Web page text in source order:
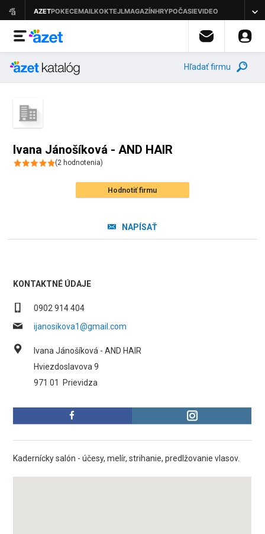
Hľadať firmu
Ivana Jánošíková - AND HAIR
(2 hodnotenia)
Hodnotiť firmu
NAPÍSAŤ
KONTAKTNÉ ÚDAJE
0902 914 404
ijanosikova1@gmail.com
Ivana Jánošíková - AND HAIR
Hviezdoslavova 9
971 01
Prievidza
Kadernícky salón - účesy, melír, strihanie, predlžovanie vlasov.